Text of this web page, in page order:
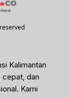
Kalimantan
cepat, dan
Kami